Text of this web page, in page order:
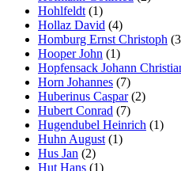
Hohlfeldt (1)
Hollaz David (4)
Homburg Ernst Christoph
Hooper John (1)
Hopfensack Johann
Horn Johannes (7)
Huberinus Caspar(2)
Hubert Conrad (7)
Hugendubel Heinrich (1)
Huhn August (1)
Hus Jan (2)
Hut Hans (1)